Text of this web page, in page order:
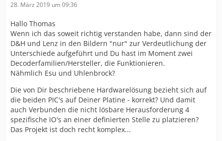
28. März 2019 um 09:36
Hallo Thomas
Wenn ich das soweit richtig verstanden habe, dann sind der
D&H und Lenz in den Bildern "nur" zur Verdeutlichung der
Unterschiede aufgeführt und Du hast im Moment zwei
Decoderfamilien/Hersteller, die Funktionieren.
Nähmlich Esu und Uhlenbrock?
Die von Dir beschriebene Hardwarelösung bezieht sich auf
die beiden PIC's auf Deiner Platine - korrekt? Und damit
auch Verbunden die nicht lösbare Herausforderung 4
spezifische IO's an einer definierten Stelle zu platzieren?
Das Projekt ist doch recht komplex...